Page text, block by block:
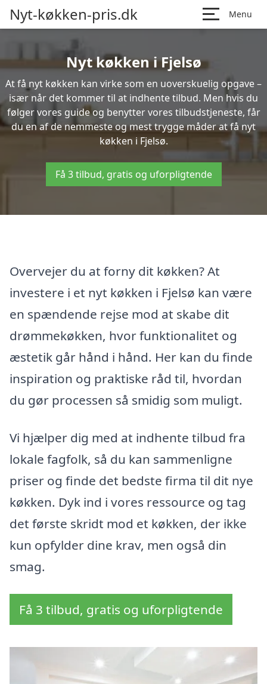
Nyt-køkken-pris.dk Menu
Nyt køkken i Fjelsø
At få nyt køkken kan virke som en uoverskuelig opgave –
især når det kommer til at indhente tilbud. Men hvis du
følger vores guide og benytter vores tilbudstjeneste, får
du en af de nemmeste og mest trygge måder at få nyt
køkken i Fjelsø.
Få 3 tilbud, gratis og uforpligtende
Overvejer du at forny dit køkken? At
investere i et nyt køkken i Fjelsø kan være
en spændende rejse mod at skabe dit
drømmekøkken, hvor funktionalitet og
æstetik går hånd i hånd. Her kan du finde
inspiration og praktiske råd til, hvordan
du gør processen så smidig som muligt.
Vi hjælper dig med at indhente tilbud fra
lokale fagfolk, så du kan sammenligne
priser og finde det bedste firma til dit nye
køkken. Dyk ind i vores ressource og tag
det første skridt mod et køkken, der ikke
kun opfylder dine krav, men også din
smag.
Få 3 tilbud, gratis og uforpligtende